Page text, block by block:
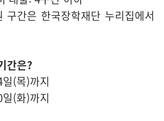
구간은 한국장학재단 누리집에서
간은?
(목)까지
(화)까지